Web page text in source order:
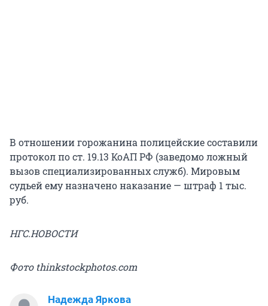
В отношении горожанина полицейские составили
протокол по ст. 19.13 КоАП РФ (заведомо ложный
вызов специализированных служб). Мировым
судьей ему назначено наказание — штраф 1 тыс.
руб.
НГС.НОВОСТИ
Фото thinkstockphotos.com
Надежда Яркова